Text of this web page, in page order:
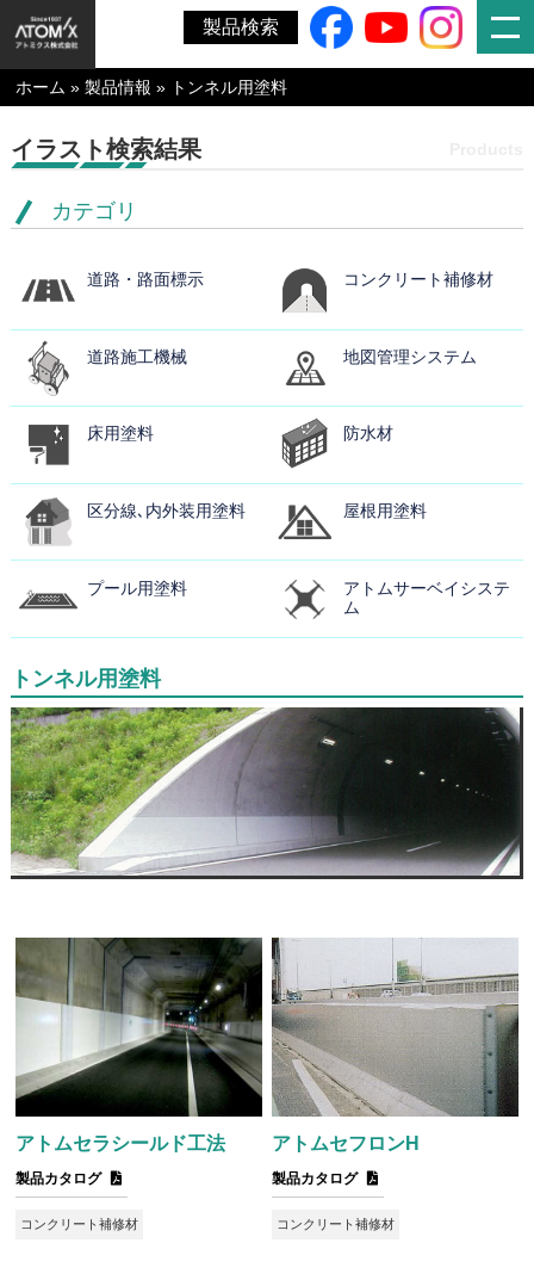
製品検索
ホーム »製品情報 » トンネル用塗料
イラスト検索結果
カテゴリ
道路・路面標示 コンクリート補修材
道路施工機械 地図管理システム
床用塗料 防水材
区分線､内外装用塗料 屋根用塗料
プール用塗料
アトムサーベイシステ
ム
トンネル用塗料
アトムセラシールド工法
製品カタログ
コンクリート補修材
アトムセフロンH
製品カタログ
コンクリート補修材